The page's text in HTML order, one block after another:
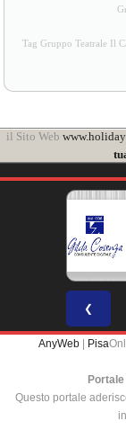
Tag Gruppo Teatrale Il
il Sito Web
❮
AnyWeb | Pisa
Questo portale